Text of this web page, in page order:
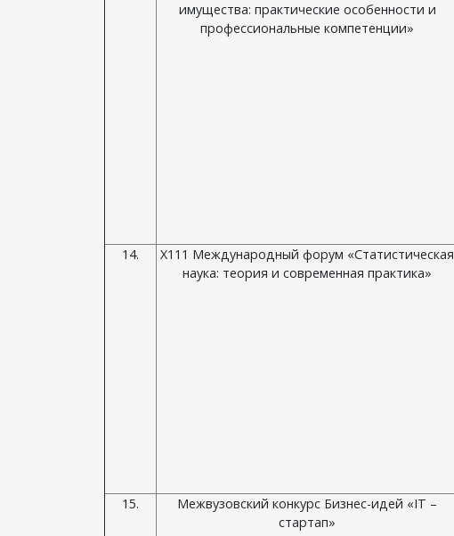
имущества: практические особенности и
профессиональные компетенции»
14.
Х111 Международный форум «Статистическая
наука: теория и современная практика»
15.
Межвузовский конкурс Бизнес-идей «IT –
стартап»